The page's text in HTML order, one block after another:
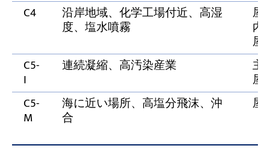
C4
沿岸地域、化学工場付近、高湿
度、塩水噴霧
屋
内/
屋
C5-
I
連続凝縮、高汚染産業 主
屋
C5-
M
海に近い場所、高塩分飛沫、沖
合
屋